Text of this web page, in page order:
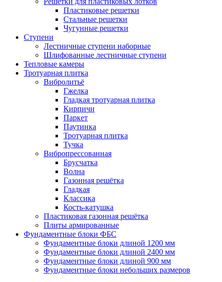
Пластиковые решетки
Стальные решетки
Чугунные решетки
Ступени
Лестничные ступени наборные
Шлифованные лестничные ступени
Тепловые камеры
Тротуарная плитка
Вибролитьё
Гжелка
Гладкая тротуарная плитка
Кирпичи
Паркет
Паутинка
Тротуарная плитка
Тучка
Вибропрессованная
Брусчатка
Волна
Газонная решётка
Гладкая
Классика
Кость-катушка
Пластиковая газонная решётка
Плиты армированные
Фундаментные блоки ФБС
Фундаментные блоки длиной 1200 мм
Фундаментные блоки длиной 2400 мм
Фундаментные блоки длиной 900 мм
Фундаментные блоки небольших размеров